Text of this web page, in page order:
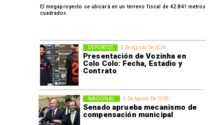
5 De Agosto De 2026
Presentación de Vozinha en
Colo Colo: Fecha, Estadio y
Contrato
DEPORTES
5 De Agosto De 2026
Senado aprueba mecanismo de
compensación municipal
NACIONAL
El megaproyecto se ubicará en un terreno fiscal de 42.841 metros
cuadrados.